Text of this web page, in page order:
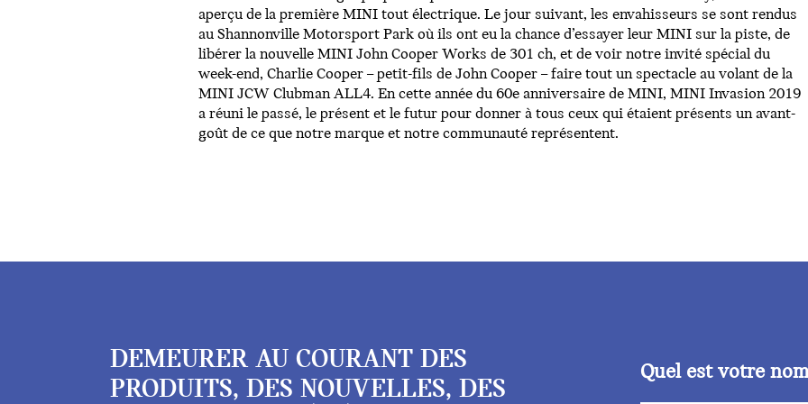
aperçu de la première MINI tout électrique. Le jour suivant, les envahisseurs se sont rendus
au Shannonville Motorsport Park où ils ont eu la chance d’essayer leur MINI sur la piste, de
libérer la nouvelle MINI John Cooper Works de 301 ch, et de voir notre invité spécial du
week-end, Charlie Cooper – petit-fils de John Cooper – faire tout un spectacle au volant de la
MINI JCW Clubman ALL4. En cette année du 60e anniversaire de MINI, MINI Invasion 2019
a réuni le passé, le présent et le futur pour donner à tous ceux qui étaient présents un avant-
goût de ce que notre marque et notre communauté représentent.
DEMEURER AU COURANT DES
PRODUITS, DES NOUVELLES, DES
Quel est votre